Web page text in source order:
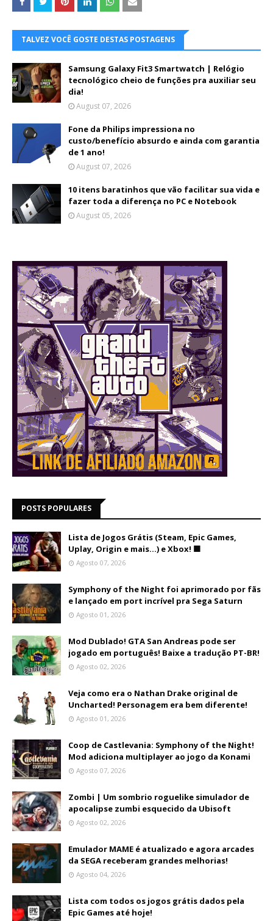
TALVEZ VOCÊ GOSTE DESTAS POSTAGENS
Samsung Galaxy Fit3 Smartwatch | Relógio
tecnológico cheio de funções pra auxiliar seu
dia!
August 07, 2026
Fone da Philips impressiona no
custo/benefício absurdo e ainda com garantia
de 1 ano!
August 07, 2026
10 itens baratinhos que vão facilitar sua vida e
fazer toda a diferença no PC e Notebook
August 05, 2026
POSTS POPULARES
Lista de Jogos Grátis (Steam, Epic Games,
Uplay, Origin e mais...) e Xbox! 🟩
Agosto 07, 2026
Symphony of the Night foi aprimorado por fãs
e lançado em port incrível pra Sega Saturn
Agosto 01, 2026
Mod Dublado! GTA San Andreas pode ser
jogado em português! Baixe a tradução PT-BR!
Agosto 02, 2026
Veja como era o Nathan Drake original de
Uncharted! Personagem era bem diferente!
Agosto 01, 2026
Coop de Castlevania: Symphony of the Night!
Mod adiciona multiplayer ao jogo da Konami
Agosto 07, 2026
Zombi | Um sombrio roguelike simulador de
apocalipse zumbi esquecido da Ubisoft
Agosto 02, 2026
Emulador MAME é atualizado e agora arcades
da SEGA receberam grandes melhorias!
Agosto 04, 2026
Lista com todos os jogos grátis dados pela
Epic Games até hoje!